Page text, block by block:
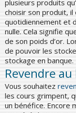
plusieurs produits
choisir son produit,
quotidiennement et
nulle. Cela signifie
de son poids d’or.
de pouvoir les
stockage en banque.
Revendre
Vous souhaitez
les cours grimpent,
un bénéfice. Encore